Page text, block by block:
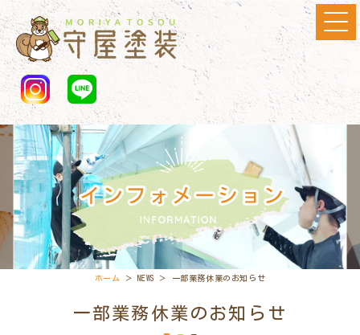
ホーム ＞ NEWS ＞ 一部業務休業のお知らせ
一部業務休業のお知らせ